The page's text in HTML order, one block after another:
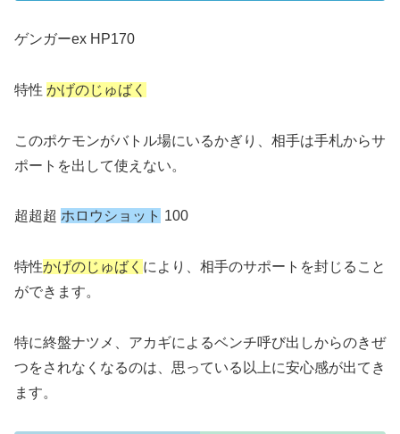
ゲンガーex HP170
特性 かげのじゅばく
このポケモンがバトル場にいるかぎり、相手は手札からサ
ポートを出して使えない。
超超超 ホロウショット 100
特性かげのじゅばく により、相手のサポートを封じること
ができます。
特に終盤ナツメ、アカギによるベンチ呼び出しからのきぜ
つをされなくなるのは、思っている以上に安心感が出てき
ます。